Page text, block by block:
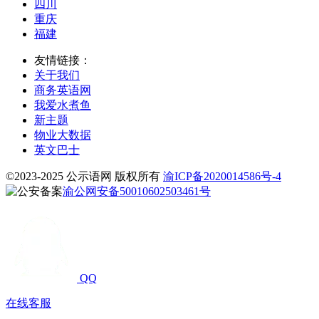
四川
重庆
福建
友情链接：
关于我们
商务英语网
我爱水煮鱼
新主题
物业大数据
英文巴士
©2023-2025 公示语网 版权所有 渝ICP备2020014586号-4
渝公网安备50010602503461号
QQ
在线客服